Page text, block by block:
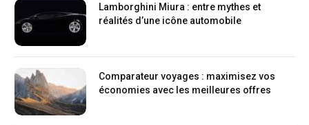
Lamborghini Miura : entre mythes et
réalités d’une icône automobile
Comparateur voyages : maximisez vos
économies avec les meilleures offres